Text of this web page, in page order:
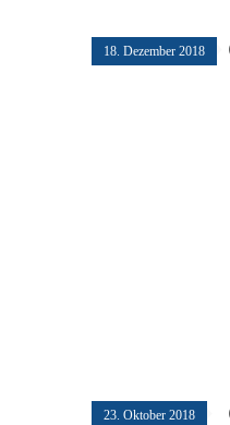
18. Dezember 2018
23. Oktober 2018